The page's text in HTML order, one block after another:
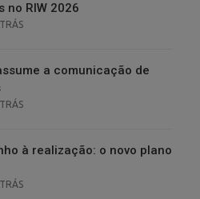
no RIW 2026
a comunicação de
à realização: o novo plano